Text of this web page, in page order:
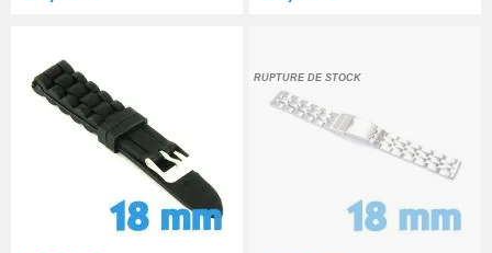
Pointeau de pose à 2 têtes
Outil pointeau de pose suisse
professionnel BERGEON
28,90 €
RUPTURE DE STOCK